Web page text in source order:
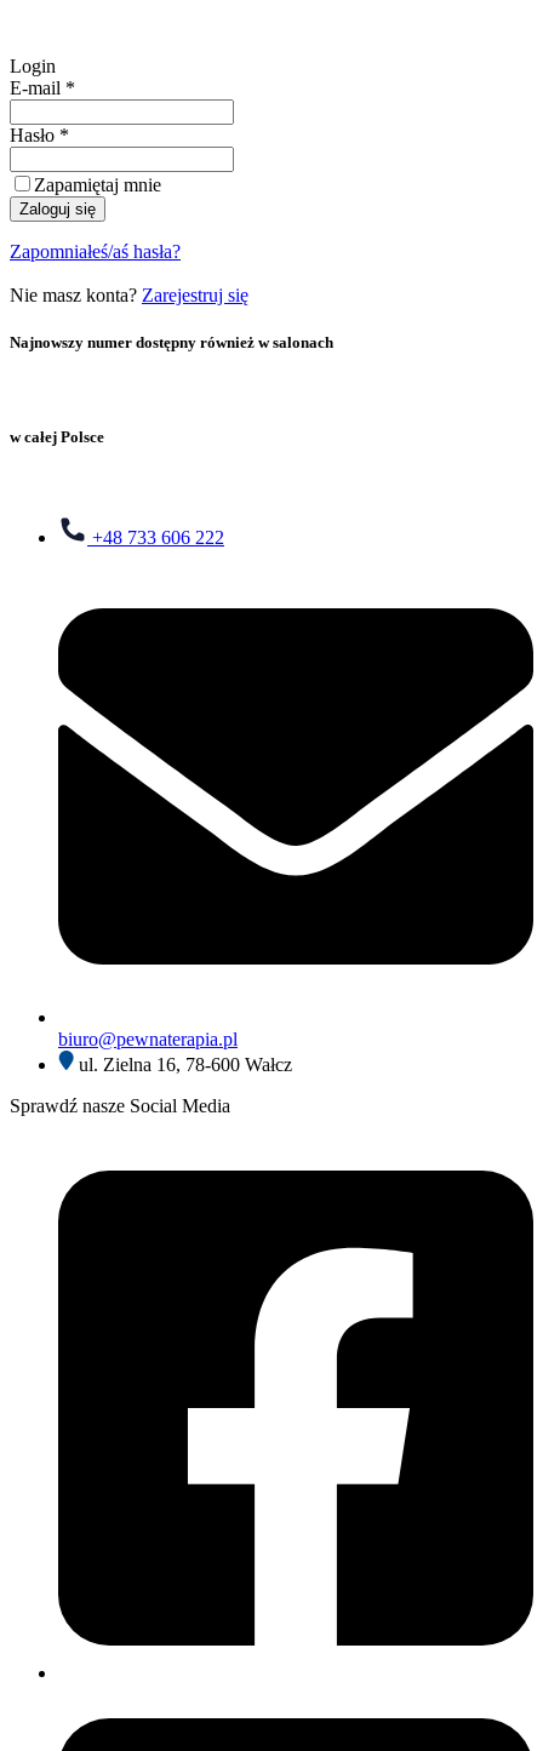
Login
E-mail *
Hasło *
Zapamiętaj mnie
Zaloguj się
Zapomniałeś/aś hasła?
Nie masz konta? Zarejestruj się
Najnowszy numer dostępny również w salonach
w całej Polsce
+48 733 606 222
biuro@pewnaterapia.pl
ul. Zielna 16, 78-600 Wałcz
Sprawdź nasze Social Media